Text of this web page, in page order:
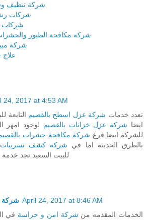
شركة تنظيف
شركات رش
شركات
شركة مكافحة الطيور
شركة
علاج
24, 2017 at 4:53 AM
تعدد خدمات شركة عزل اسطح بالقصيم التابعة
ايضا شركة عزل خزانات بالقصيم
لوجود امهر
للشركة ايضا فرع شركة مكافحة حشرات
بالطرق الحديثة اما في شركة كشف تسريبات
للبيت السعيد تجد
شركة April 24, 2017 at 8:46 AM
الخدمات المقدمه من شركة امن و حراسة في